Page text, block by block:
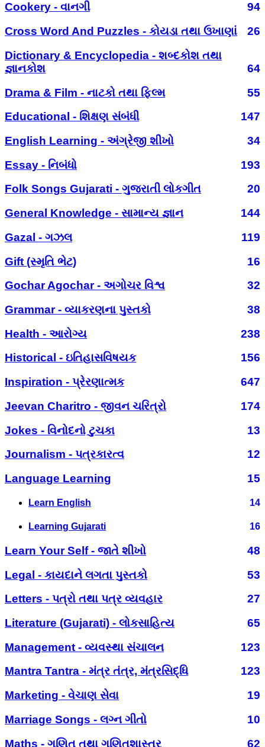
Cookery - વાનગી
94
Cross Word And Puzzles - કોયડા તથા ઉખાણાં
26
Dictionary & Encyclopedia - શબ્દકોશ તથા
જ્ઞાનકોશ
64
Drama & Film - નાટકો તથા ફિલ્મ
55
Educational - શિક્ષણ સંબંધી
147
English Learning - અંગ્રેજી શીખો
34
Essay - નિબંધો
193
Folk Songs Gujarati - ગુજરાતી લોકગીત
20
General Knowledge - સામાન્ય જ્ઞાન
144
Gazal - ગઝલ
119
Gift (સ્મૃતિ ભેટ)
16
Gochar Agochar - અગોચર વિશ્વ
32
Grammar - વ્યાકરણના પુસ્તકો
38
Health - આરોગ્ય
238
Historical - ઇતિહાસવિષયક
156
Inspiration - પ્રેરણાત્મક
647
Jeevan Charitro - જીવન ચરિત્રો
174
Jokes - વિનોદનો ટુચકા
13
Journalism - પત્રકારત્વ
12
Language Learning
15
Learn English 14
Learning Gujarati 16
Learn Your Self - જાતે શીખો
48
Legal - કાયદાને લગતા પુસ્તકો
53
Letters - પત્રો તથા પત્ર વ્યવહાર
27
Literature (Gujarati) - લોકસાહિત્ય
65
Management - વ્યવસ્થા સંચાલન
123
Mantra Tantra - મંત્ર તંત્ર, મંત્રસિદ્ધિ
123
Marketing - વેચાણ સેવા
19
Marriage Songs - લગ્ન ગીતો
10
Maths - ગણિત તથા ગણિતશાસ્ત્ર
62